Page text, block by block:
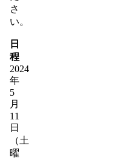
さ
い。
日
程
2024
年
5
月
11
日
（土
曜